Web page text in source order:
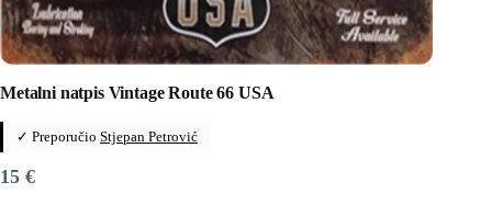
Metalni natpis Vintage Route 66 USA
✓ Preporučio Stjepan Petrović
15 €